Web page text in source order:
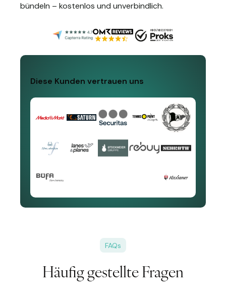
Diese Kunden vertrauen uns
bündeln – kostenlos und unverbindlich.
FAQs
Häufig gestellte Fragen